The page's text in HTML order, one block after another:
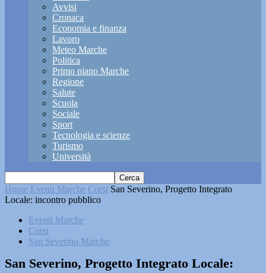
Avvisi
Cronaca
Economia e finanza
Lavoro
Meteo Marche
Politica
Primo piano Marche
Regione
Salute
Scuola
Sociale
Sport
Tecnologia e scienze
Turismo
Università
Home Eventi Marche Corsi San Severino, Progetto Integrato
Locale: incontro pubblico
Eventi Marche
Corsi
San Severino Marche
San Severino, Progetto Integrato Locale: